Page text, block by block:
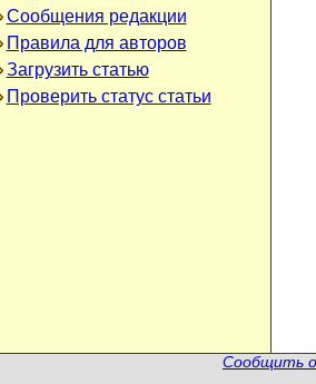
Сообщения редакции
Правила для авторов
Загрузить статью
Проверить статус статьи
Сообщить о